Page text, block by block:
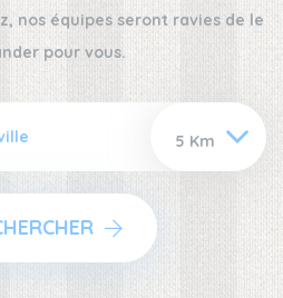
nos équipes seront ravies de le
pour vous.